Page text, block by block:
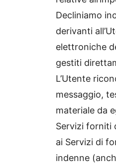
Decliniamo
derivanti
elettroniche
gestiti
L’Utente
messaggio,
materiale da
Servizi forniti
ai Servizi di
indenne